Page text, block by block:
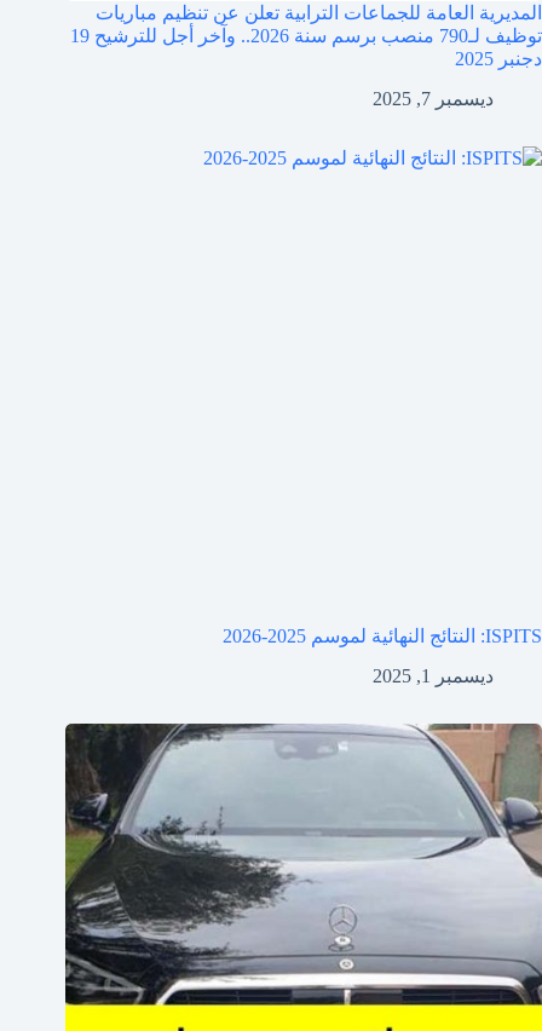
المديرية العامة للجماعات الترابية تعلن عن تنظيم مباريات
توظيف لـ790 منصب برسم سنة 2026.. وآخر أجل للترشيح 19
دجنبر 2025
ديسمبر 7, 2025
ISPITS: النتائج النهائية لموسم 2025-2026
ديسمبر 1, 2025